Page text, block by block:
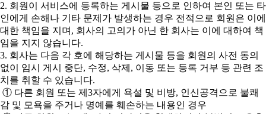
2. 회원이 서비스에 등록하는 게시물 등으로 인하여 본인 또는 타
인에게 손해나 기타 문제가 발생하는 경우 전적으로 회원은 이에
대한 책임을 지며, 회사의 고의가 아닌 한 회사는 이에 대하여 책
임을 지지 않습니다.
3. 회사는 다음 각 호에 해당하는 게시물 등을 회원의 사전 동의
없이 임시 게시 중단, 수정, 삭제, 이동 또는 등록 거부 등 관련 조
치를 취할 수 있습니다.
① 다른 회원 또는 제3자에게 욕설 및 비방, 인신공격으로 불쾌
감 및 모욕을 주거나 명예를 훼손하는 내용인 경우